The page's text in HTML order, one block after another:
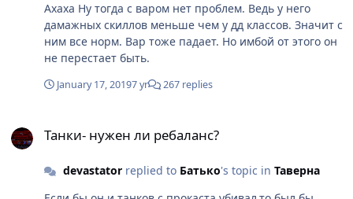
Ахаха Ну тогда с варом нет проблем. Ведь у него
дамажных скиллов меньше чем у дд классов. Значит с
ним все норм. Вар тоже падает. Но имбой от этого он
не перестает быть.
January 17, 20197 yr 267 replies
Танки- нужен ли ребаланс?
devastatorreplied to Батько's topic in Таверна